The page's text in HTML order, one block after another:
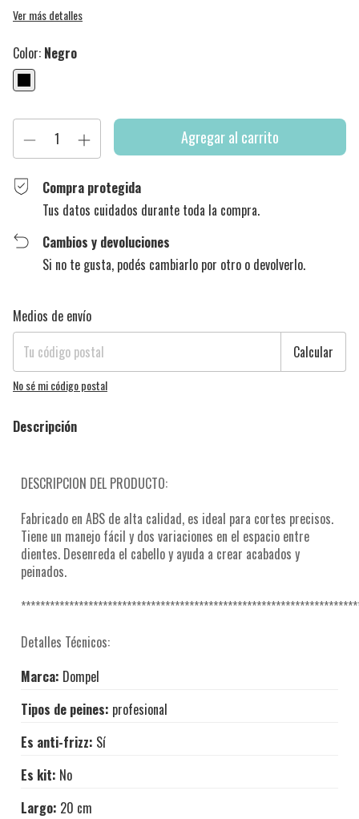
Ver más detalles
Color: Negro
Compra protegida
Tus datos cuidados durante toda la compra.
Cambios y devoluciones
Si no te gusta, podés cambiarlo por otro o devolverlo.
Entregas para el CP:
Medios de envío
Calcular
No sé mi código postal
Descripción
DESCRIPCION DEL PRODUCTO:
Fabricado en ABS de alta calidad, es ideal para cortes precisos.
Tiene un manejo fácil y dos variaciones en el espacio entre
dientes. Desenreda el cabello y ayuda a crear acabados y
peinados.
Detalles Técnicos:
Marca: Dompel
Tipos de peines: profesional
Es anti-frizz: Sí
Es kit: No
Largo: 20 cm